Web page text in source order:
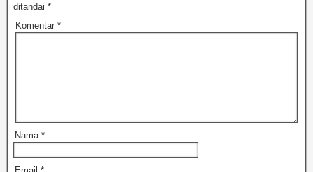
ditandai *
Komentar *
Nama *